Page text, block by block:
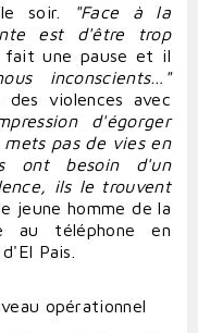
soir.
"Face à la
est d'être trop
une pause et il
inconscients…"
des violences avec
d'égorger
pas de vies en
ont besoin d'un
ils le trouvent
jeune homme de la
au téléphone en
Pais.
opérationnel